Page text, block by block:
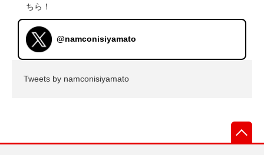
ちら！
@namconisiyamato
Tweets by namconisiyamato